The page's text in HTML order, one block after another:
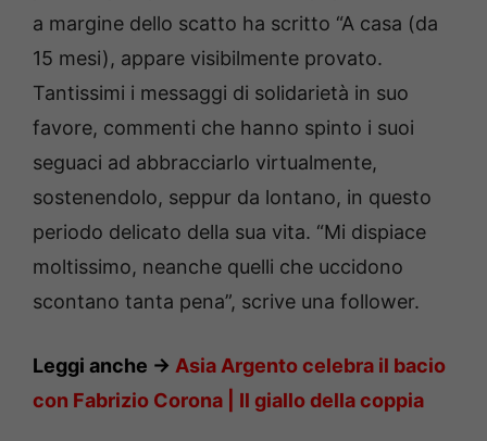
a margine dello scatto ha scritto “A casa (da
15 mesi), appare visibilmente provato.
Tantissimi i messaggi di solidarietà in suo
favore, commenti che hanno spinto i suoi
seguaci ad abbracciarlo virtualmente,
sostenendolo, seppur da lontano, in questo
periodo delicato della sua vita. “Mi dispiace
moltissimo, neanche quelli che uccidono
scontano tanta pena”, scrive una follower.
Leggi anche -> Asia Argento celebra il bacio
con Fabrizio Corona | Il giallo della coppia